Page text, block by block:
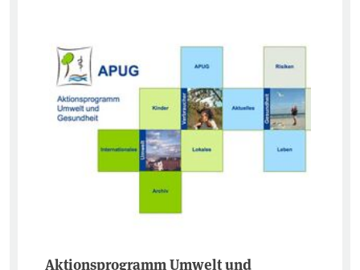
Aktionsprogramm Umwelt und